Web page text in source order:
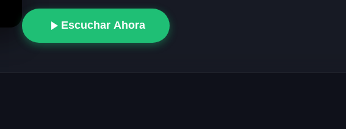
Escuchar Ahora